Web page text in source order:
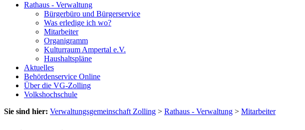
Rathaus - Verwaltung
Bürgerbüro und Bürgerservice
Was erledige ich wo?
Mitarbeiter
Organigramm
Kulturraum Ampertal e.V.
Haushaltspläne
Aktuelles
Behördenservice Online
Über die VG-Zolling
Volkshochschule
Sie sind hier: Verwaltungsgemeinschaft Zolling > Rathaus - Verwaltung > Mitarbeiter